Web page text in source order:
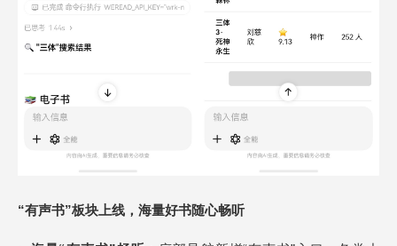
“有声书”板块上线，海量好书随心畅听